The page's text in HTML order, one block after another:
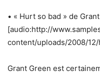
• « Hurt so bad » de
[audio:http://
content/uploads/2008/
Grant Green est